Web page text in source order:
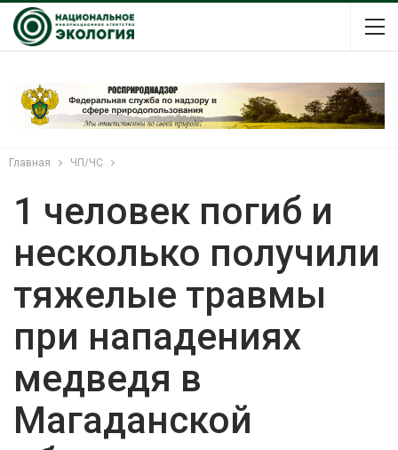
Главная ЧП/ЧС
1 человек погиб и
несколько получили
тяжелые травмы
при нападениях
медведя в
Магаданской